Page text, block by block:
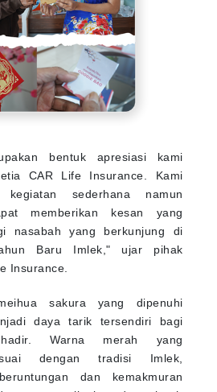
bentuk apresiasi kami
CAR Life Insurance. Kami
kegiatan sederhana namun
memberikan kesan yang
nasabah yang berkunjung di
Baru Imlek," ujar pihak
Insurance.
sakura yang dipenuhi
daya tarik tersendiri bagi
Warna merah yang
dengan tradisi Imlek,
dan kemakmuran